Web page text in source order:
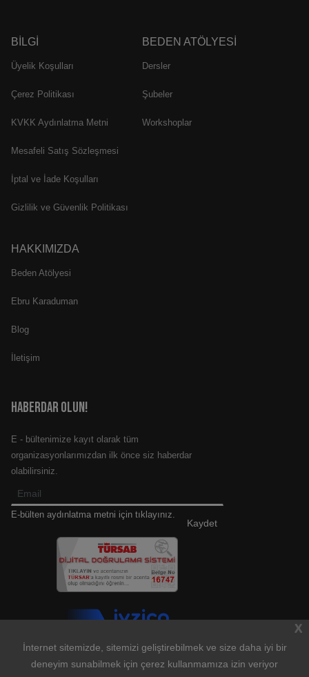
BILGI
Üyelik Koşulları
Çerez Politikası
KVKK Aydınlatma Metni
Mesafeli Satış Sözleşmesi
İptal ve İade Koşulları
Gizlilik ve Güvenlik Politikası
BEDEN ATÖLYESI
Dersler
Şubeler
Workshoplar
HAKKIMIZDA
Beden Atölyesi
Ebru Karaduman
Blog
İletişim
HABERDAR OLUN!
E - bültenimize kayıt olarak tüm
organizasyonlarımızdan ilk önce siz haberdar
olabilirsiniz.
E-bülten aydınlatma metni için tıklayınız.
İnternet sitemizde, sitemizi geliştirebilmek ve size daha iyi bir
deneyim sunabilmek için çerez kullanmamıza izin veriyor
X